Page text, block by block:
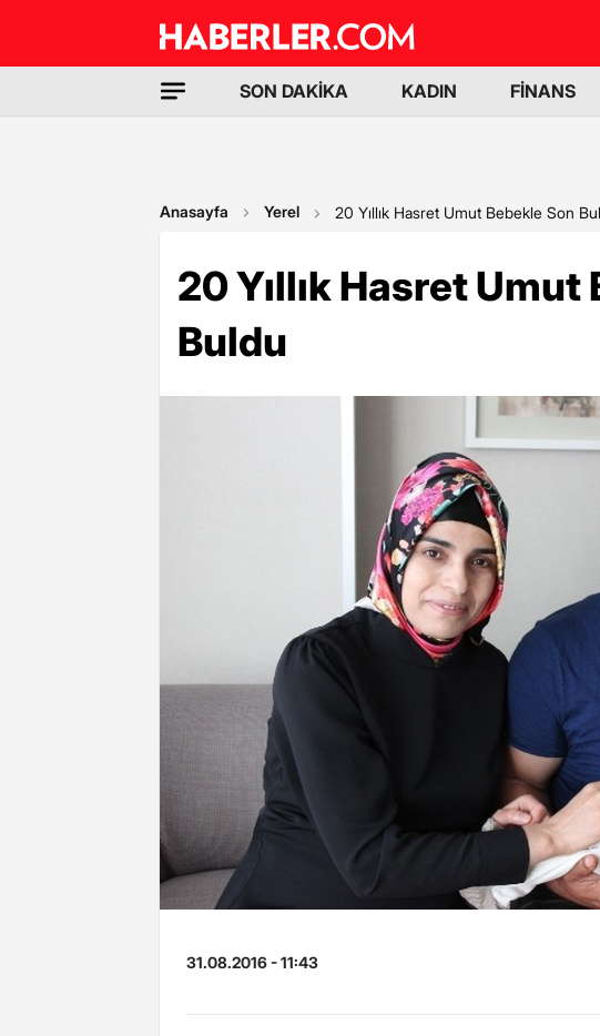
SON DAKİKA KADIN FİNANS
Anasayfa Yerel 20 Yıllık Hasret Umut Bebekle Son
20 Yıllık Hasret Umut
Buldu
31.08.2016 - 11:43